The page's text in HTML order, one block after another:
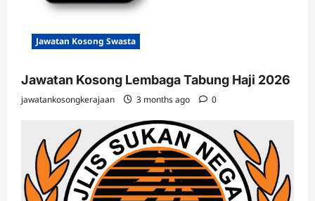
Jawatan Kosong Swasta
Jawatan Kosong Lembaga Tabung Haji 2026
jawatankosongkerajaan 3 months ago 0